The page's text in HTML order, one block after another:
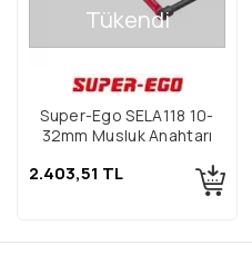
Tükendi
Super-Ego SELA118 10-
32mm Musluk Anahtarı
2.403,51 TL